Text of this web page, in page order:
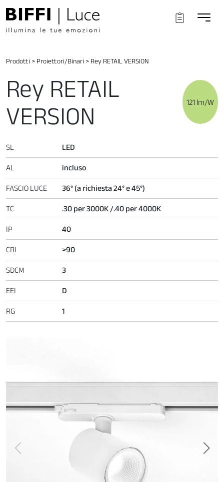
Prodotti > Proiettori/Binari > Rey RETAIL VERSION
Rey RETAIL
VERSION
121 lm/W
SL LED
AL incluso
FASCIO LUCE 36° (a richiesta 24° e 45°)
TC .30 per 3000K /.40 per 4000K
IP 40
CRI >90
SDCM 3
EEI D
RG 1